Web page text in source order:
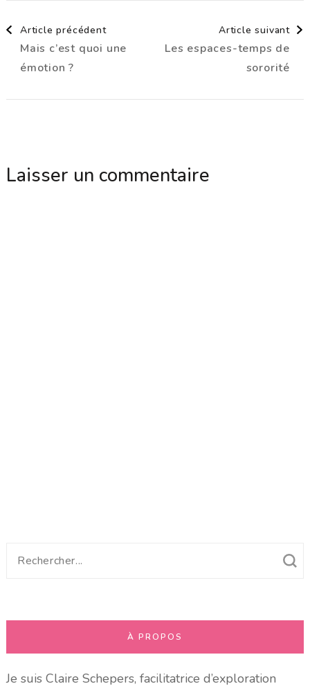
Navigation
d'article
Article précédent
Mais c’est quoi une
émotion ?
Article suivant
Les espaces-temps de
sororité
Laisser un commentaire
Recherche
À PROPOS
Je suis Claire Schepers, facilitatrice d’exploration